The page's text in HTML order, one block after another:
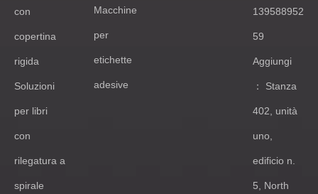
con
copertina
rigida
Soluzioni
per libri
con
rilegatura a
spirale
Macchine
per
etichette
adesive
139588952
59
Aggiungi
： Stanza
402, unità
uno,
edificio n.
5, North